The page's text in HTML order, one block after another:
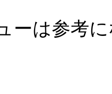
ーは参考